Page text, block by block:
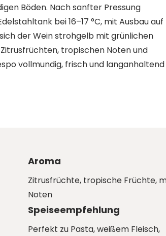
Böden. Nach sanfter Pressung
bei 16–17 °C, mit Ausbau auf
der Wein strohgelb mit grünlichen
tropischen Noten und
vollmundig, frisch und langanhaltend
Aroma
Zitrusfrüchte, tropische Früchte,
Noten
Speiseempfehlung
Perfekt zu Pasta, weißem Fleisch,